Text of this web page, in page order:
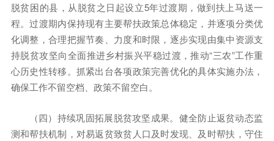
脱贫困的县，从脱贫之日起设立5年过渡期，做到扶上马送一
程。过渡期内保持现有主要帮扶政策总体稳定，并逐项分类优
化调整，合理把握节奏、力度和时限，逐步实现由集中资源支
持脱贫攻坚向全面推进乡村振兴平稳过渡，推动“三农”工作重
心历史性转移。抓紧出台各项政策完善优化的具体实施办法，
确保工作不留空档、政策不留空白。
（四）持续巩固拓展脱贫攻坚成果。健全防止返贫动态监
测和帮扶机制，对易返贫致贫人口及时发现、及时帮扶，守住